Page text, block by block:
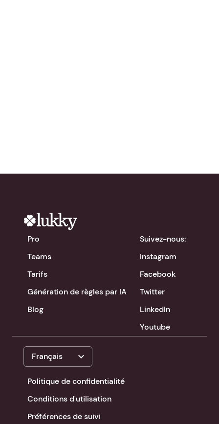
Pro
Teams
Tarifs
Génération de règles par IA
Blog
Suivez-nous:
Instagram
Facebook
Twitter
LinkedIn
Youtube
Français expand_more
Politique de confidentialité
Conditions d'utilisation
Préférences de suivi